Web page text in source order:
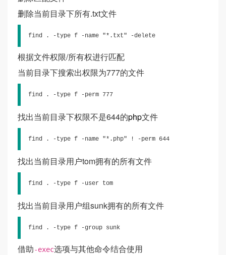
删除当前目录下所有.txt文件
find . -type f -name "*.txt" -delete
根据文件权限/所有权进行匹配
当前目录下搜索出权限为777的文件
find . -type f -perm 777
找出当前目录下权限不是644的php文件
find . -type f -name "*.php" ! -perm 644
找出当前目录用户tom拥有的所有文件
find . -type f -user tom
找出当前目录用户组sunk拥有的所有文件
find . -type f -group sunk
借助-exec选项与其他命令结合使用